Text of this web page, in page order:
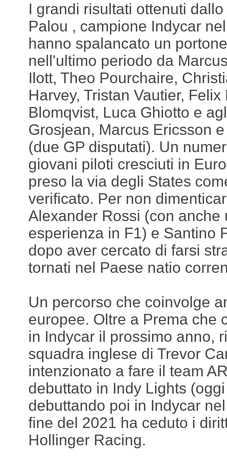
I grandi risultati ottenuti
Palou , campione Indycar
hanno spalancato un
nell'ultimo periodo da
Ilott, Theo Pourchaire,
Harvey, Tristan Vautier,
Blomqvist, Luca Ghiotto e
Grosjean, Marcus Ericsson
(due GP disputati). Un
giovani piloti cresciuti in
preso la via degli States
verificato. Per non
Alexander Rossi (con anche
esperienza in F1) e Santino
dopo aver cercato di farsi
tornati nel Paese natio
Un percorso che coinvolge
europee. Oltre a Prema che
in Indycar il prossimo anno,
squadra inglese di Trevor
intenzionato a fare il team
debuttato in Indy Lights
debuttando poi in Indycar
fine del 2021 ha ceduto i
Hollinger Racing.